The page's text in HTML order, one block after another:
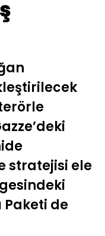
stratejisi ele
Paketi de